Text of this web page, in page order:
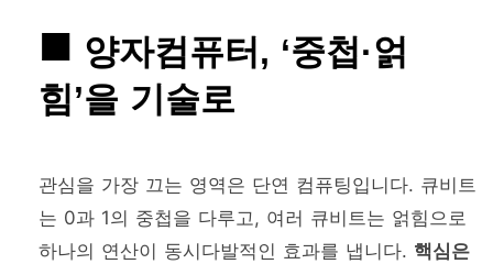
양자컴퓨터, ‘중첩·얽
힘’을 기술로
관심을 가장 끄는 영역은 단연 컴퓨팅입니다. 큐비트
는 0과 1의 중첩을 다루고, 여러 큐비트는 얽힘으로
하나의 연산이 동시다발적인 효과를 냅니다. 핵심은